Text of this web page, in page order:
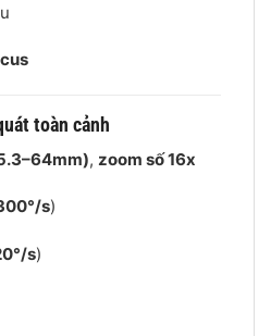
toàn cảnh
, zoom số 16x
s)
s)